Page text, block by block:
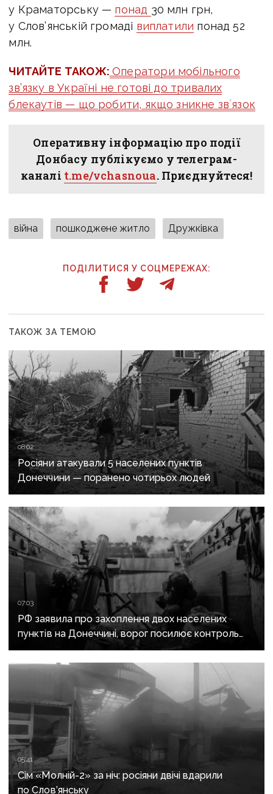
у Краматорську — понад 30 млн грн,
у Слов’янській громаді виплатили понад 52
млн.
ЧИТАЙТЕ ТАКОЖ: Оператори мобільного
зв’язку в Україні не готові до тривалих
блекаутів — що робити, якщо зникне зв`язок
Оперативну інформацію про події
Донбасу публікуємо у телеграм-
каналі t.me/vchasnoua. Приєднуйтеся!
війна пошкоджене житло Дружківка
ПОДІЛИТИСЯ У СОЦМЕРЕЖАХ:
ТАКОЖ ЗА ТЕМОЮ
08:02
Росіяни атакували 5 населених пунктів
Донеччини — поранено чотирьох людей
07:03
РФ заявила про захоплення двох населених
пунктів на Донеччині, ворог посилює контроль
над дорогами до Слов’янська
05:41
Сім «Молній-2» за ніч: росіяни двічі вдарили
по Слов’янську